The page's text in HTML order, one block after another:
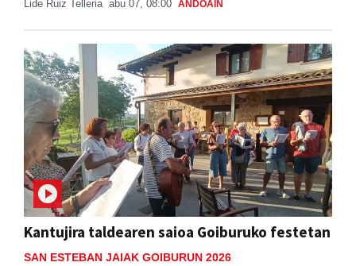
Lide Ruiz Telleria abu 07, 08:00 ANDOAIN
Kantujira taldearen saioa Goiburuko festetan
SAN ESTEBAN JAIAK GOIBURUN 2026